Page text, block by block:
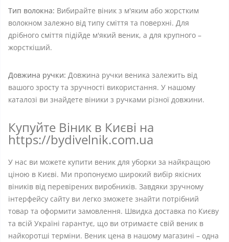
Тип волокна: Вибирайте віник з м'яким або жорстким
волокном залежно від типу сміття та поверхні. Для
дрібного сміття підійде м'який веник, а для крупного –
жорсткіший.
Довжина ручки: Довжина ручки веника залежить від
вашого зросту та зручності використання. У нашому
каталозі ви знайдете віники з ручками різної довжини.
Купуйте Віник в Києві на
https://bydivelnik.com.ua
У нас ви можете купити веник для уборки за найкращою
ціною в Києві. Ми пропонуємо широкий вибір якісних
віників від перевірених виробників. Завдяки зручному
інтерфейсу сайту ви легко зможете знайти потрібний
товар та оформити замовлення. Швидка доставка по Києву
та всій Україні гарантує, що ви отримаєте свій веник в
найкоротші терміни. Веник цена в нашому магазині – одна